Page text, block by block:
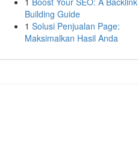
Building Guide
1 Solusi Penjualan Page:
Maksimalkan Hasil Anda